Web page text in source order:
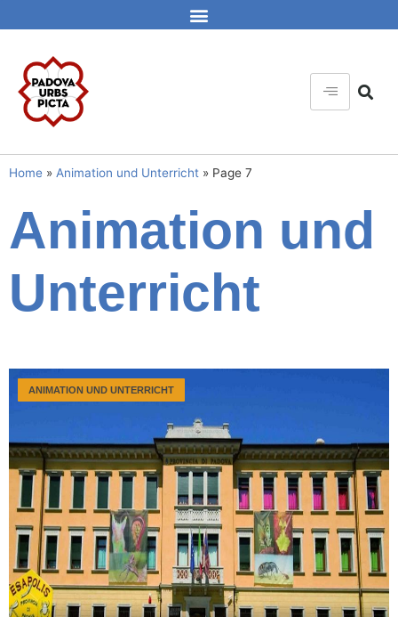
Home » Animation und Unterricht » Page 7
Animation und
Unterricht
ANIMATION UND UNTERRICHT